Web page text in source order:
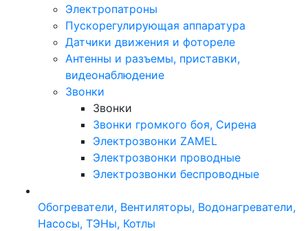
Электропатроны
Пускорегулирующая аппаратура
Датчики движения и фотореле
Антенны и разъемы, приставки,
видеонаблюдение
Звонки
Звонки
Звонки громкого боя, Сирена
Электрозвонки ZAMEL
Электрозвонки проводные
Электрозвонки беспроводные
Обогреватели, Вентиляторы, Водонагреватели,
Насосы, ТЭНы, Котлы